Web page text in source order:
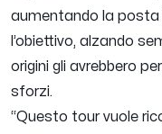
aumentando la posta
l’obiettivo, alzando
origini gli avrebbero
sforzi.
“Questo tour vuole